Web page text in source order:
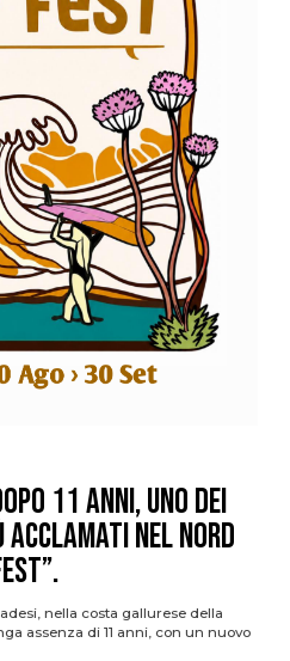
11 anni, uno dei
nel nord
nella costa gallurese della
assenza di 11 anni, con un nuovo